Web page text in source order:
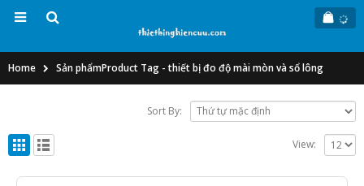
Home Sản phẩmProduct Tag -thiết bị đo độ mài mòn và sổ lông
Sort By:
View: